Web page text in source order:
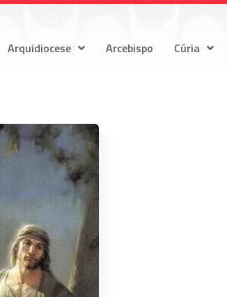
Arquidiocese Arcebispo Cúria